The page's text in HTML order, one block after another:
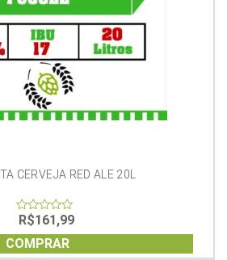
CERVEJA RED ALE 20L
0
out
of
5
R$161,99
COMPRAR